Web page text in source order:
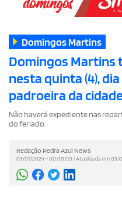
Domingos Martins
Domingos Martins
nesta quinta (4),
padroeira da
Não haverá expediente nas
do feriado.
Redação Pedra Azul News
03/07/2024 - 00:00:00 | Atualizada em 03/